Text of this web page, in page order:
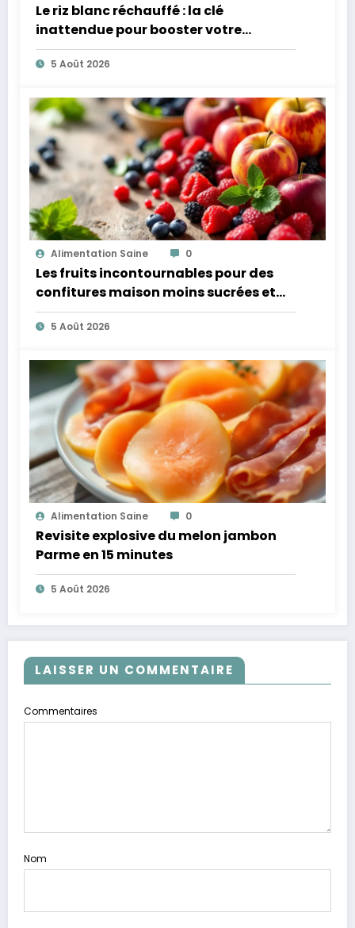
Le riz blanc réchauffé : la clé
inattendue pour booster votre
microbiote
5 Août 2026
Alimentation Saine 0
Les fruits incontournables pour des
confitures maison moins sucrées et
plus légères
5 Août 2026
Alimentation Saine 0
Revisite explosive du melon jambon
Parme en 15 minutes
5 Août 2026
LAISSER UN COMMENTAIRE
Commentaires
Nom